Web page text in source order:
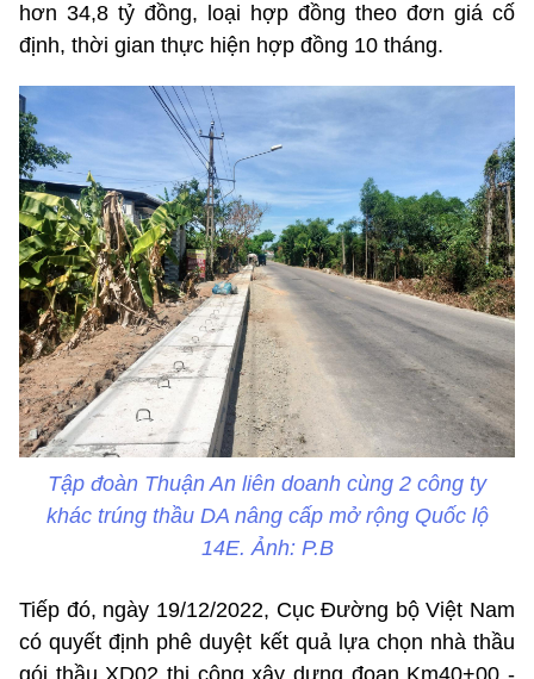
hơn 34,8 tỷ đồng, loại hợp đồng theo đơn giá cố
định, thời gian thực hiện hợp đồng 10 tháng.
Tập đoàn Thuận An liên doanh cùng 2 công ty
khác trúng thầu DA nâng cấp mở rộng Quốc lộ
14E. Ảnh: P.B
Tiếp đó, ngày 19/12/2022, Cục Đường bộ Việt Nam
có quyết định phê duyệt kết quả lựa chọn nhà thầu